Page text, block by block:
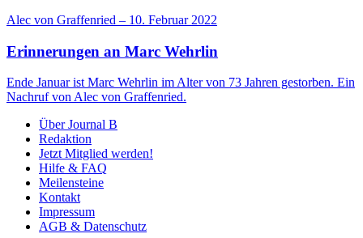
Alec von Graffenried – 10. Februar 2022
Erinnerungen an Marc Wehrlin
Ende Januar ist Marc Wehrlin im Alter von 73 Jahren gestorben. Ein
Nachruf von Alec von Graffenried.
Über Journal B
Redaktion
Jetzt Mitglied werden!
Hilfe & FAQ
Meilensteine
Kontakt
Impressum
AGB & Datenschutz